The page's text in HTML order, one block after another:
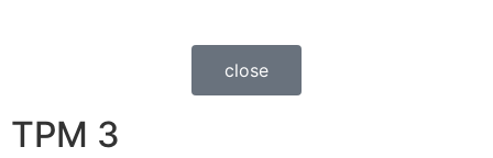
close
TPM 3